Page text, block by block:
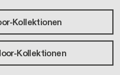
Kollektionen
Kollektionen